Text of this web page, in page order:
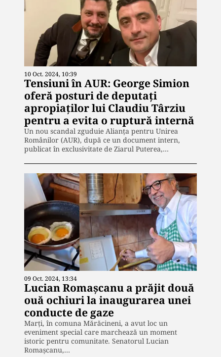
10 Oct. 2024, 10:39
Tensiuni în AUR: George Simion
oferă posturi de deputați
apropiaților lui Claudiu Târziu
pentru a evita o ruptură internă
Un nou scandal zguduie Alianța pentru Unirea
Românilor (AUR), după ce un document intern,
publicat în exclusivitate de Ziarul Puterea,…
09 Oct. 2024, 13:34
Lucian Romașcanu a prăjit două
ouă ochiuri la inaugurarea unei
conducte de gaze
Marți, în comuna Mărăcineni, a avut loc un
eveniment special care marchează un moment
istoric pentru comunitate. Senatorul Lucian
Romașcanu,…